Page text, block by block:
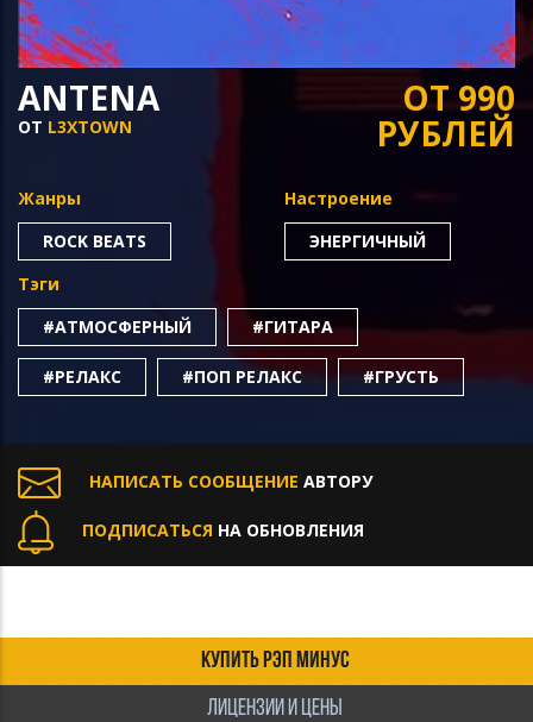
ANTENA
ОТ L3XTOWN
ОТ 990
РУБЛЕЙ
Жанры
ROCK BEATS
Настроение
ЭНЕРГИЧНЫЙ
Тэги
#АТМОСФЕРНЫЙ
#ГИТАРА
#РЕЛАКС #ПОП РЕЛАКС #ГРУСТЬ
НАПИСАТЬ СООБЩЕНИЕ АВТОРУ
ПОДПИСАТЬСЯ НА ОБНОВЛЕНИЯ
КУПИТЬ РЭП МИНУС
ЛИЦЕНЗИИ И ЦЕНЫ